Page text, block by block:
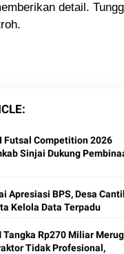
detail.
Futsal Competition 2026
Sinjai Dukung
Apresiasi BPS, Desa
Kelola Data Terpadu
Tangka Rp270 Miliar
Tidak Profesional,